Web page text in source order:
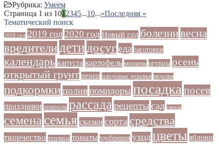
Рубрика: Умеем
Страница 1 из 101 2345...10...»Последняя »
Тематический поиск
2018 год 2019 год 2020 год Новый год болезнивесна
вредителидети досугеда заготовки
календарь капуста картофель морковь огурцы осень
открытый грунт перец плодовые деревья поделки
подкормкиполивпомидоры посадка посев
праздники природа рассадарецептысад свекла
семена семья сказки сорта средства
творчество теплица томаты удобрения уходцветы яблони